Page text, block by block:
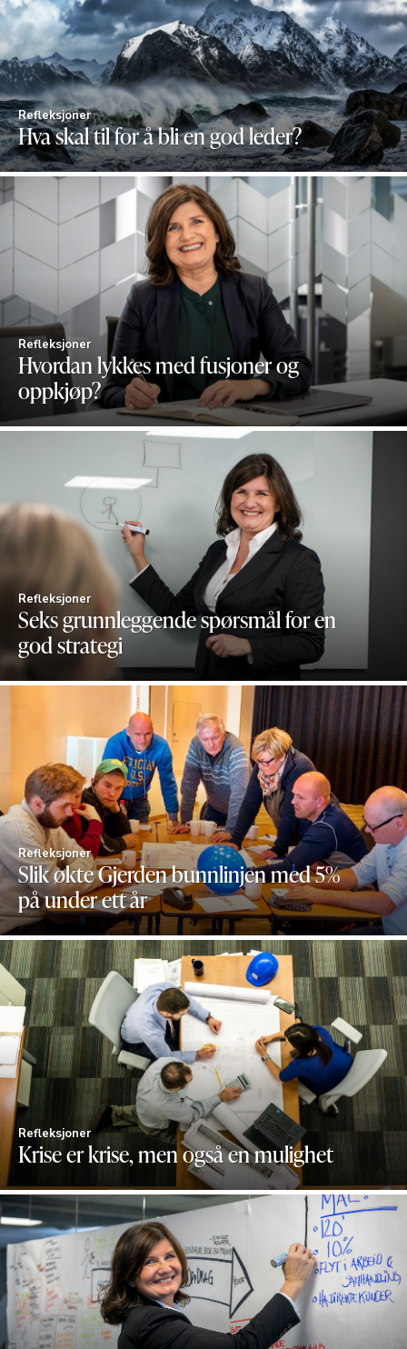
Refleksjoner
Hva skal til for å bli en god leder?
Refleksjoner
Hvordan lykkes med fusjoner og
oppkjøp?
Refleksjoner
Seks grunnleggende spørsmål for en
god strategi
Refleksjoner
Slik økte Gjerden bunnlinjen med 5%
på under ett år
Refleksjoner
Krise er krise, men også en mulighet